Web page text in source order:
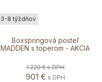
Boxspringová posteľ
MADDEN s toperom - AKCIA
3-8 týždňov
1 220 €s DPH
901 € s DPH